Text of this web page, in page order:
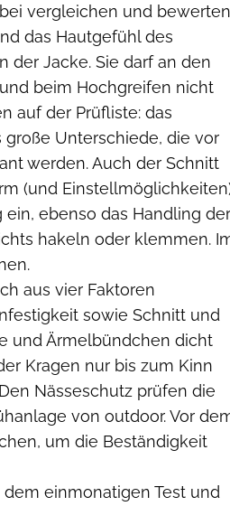
vergleichen und bewerten
das Hautgefühl des
der Jacke. Sie darf an den
beim Hochgreifen nicht
auf der Prüfliste: das
Unterschiede, die vor
werden. Auch der Schnitt
(und
ebenso das Handling der
hakeln oder klemmen.
aus vier Faktoren
sowie Schnitt und
und Ärmelbündchen dicht
Kragen nur bis zum Kinn
Nässeschutz prüfen die
von outdoor. Vor
um die Beständigkeit
einmonatigen Test und